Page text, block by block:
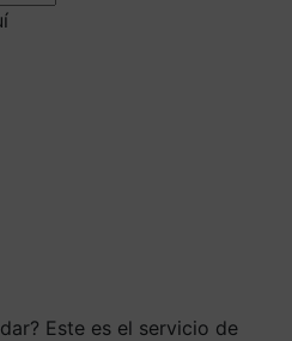
Este es el servicio de